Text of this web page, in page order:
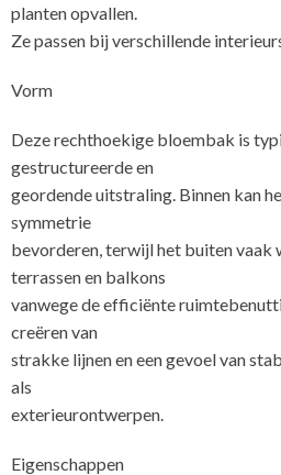
planten opvallen.
Ze passen bij verschillende
Vorm
Deze rechthoekige bloembak is
gestructureerde en
geordende uitstraling. Binnen kan
symmetrie
bevorderen, terwijl het buiten
terrassen en balkons
vanwege de efficiënte
creëren van
strakke lijnen en een gevoel van
als
Eigenschappen